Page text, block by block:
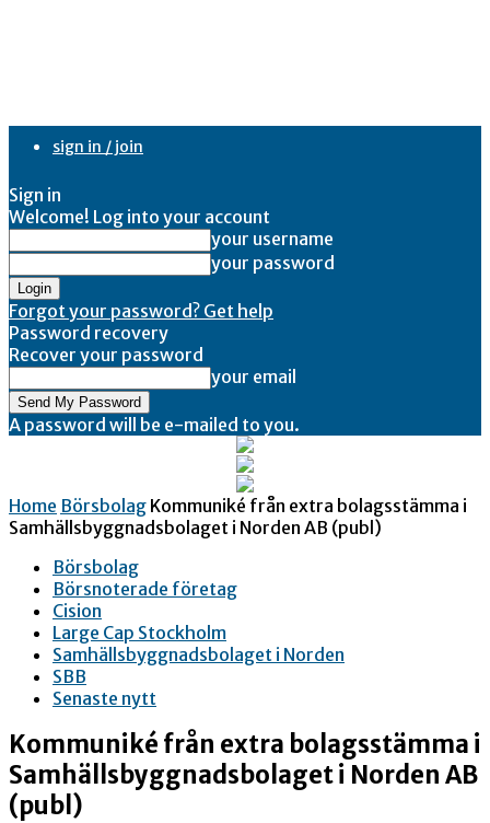
sign in / join
Sign in
Welcome! Log into your account
your username
your password
Forgot your password? Get help
Password recovery
Recover your password
your email
A password will be e-mailed to you.
Home Börsbolag Kommuniké från extra bolagsstämma i
Samhällsbyggnadsbolaget i Norden AB (publ)
Börsbolag
Börsnoterade företag
Cision
Large Cap Stockholm
Samhällsbyggnadsbolaget i Norden
SBB
Senaste nytt
Kommuniké från extra bolagsstämma i
Samhällsbyggnadsbolaget i Norden AB
(publ)